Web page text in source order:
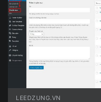
LEEDZUNG.VN